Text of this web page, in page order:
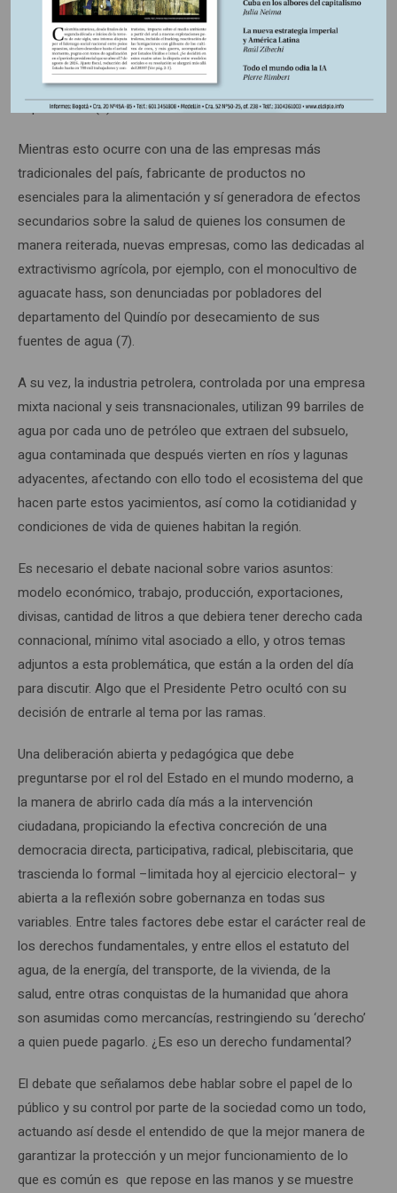
utilizado 5.208.109 metros cúbicos de agua en la
producción de sus bebidas azucaradas. 3.188.239 de
metros cúbicos servidos por acueductos municipales, y el
resto extraído de aguas subterráneas y recogido de aguas
superficiales (6).
Mientras esto ocurre con una de las empresas más
tradicionales del país, fabricante de productos no
esenciales para la alimentación y sí generadora de efectos
secundarios sobre la salud de quienes los consumen de
manera reiterada, nuevas empresas, como las dedicadas al
extractivismo agrícola, por ejemplo, con el monocultivo de
aguacate hass, son denunciadas por pobladores del
departamento del Quindío por desecamiento de sus
fuentes de agua (7).
A su vez, la industria petrolera, controlada por una empresa
mixta nacional y seis transnacionales, utilizan 99 barriles de
agua por cada uno de petróleo que extraen del subsuelo,
agua contaminada que después vierten en ríos y lagunas
adyacentes, afectando con ello todo el ecosistema del que
hacen parte estos yacimientos, así como la cotidianidad y
condiciones de vida de quienes habitan la región.
Es necesario el debate nacional sobre varios asuntos:
modelo económico, trabajo, producción, exportaciones,
divisas, cantidad de litros a que debiera tener derecho cada
connacional, mínimo vital asociado a ello, y otros temas
adjuntos a esta problemática, que están a la orden del día
para discutir. Algo que el Presidente Petro ocultó con su
decisión de entrarle al tema por las ramas.
Una deliberación abierta y pedagógica que debe
preguntarse por el rol del Estado en el mundo moderno, a
la manera de abrirlo cada día más a la intervención
ciudadana, propiciando la efectiva concreción de una
democracia directa, participativa, radical, plebiscitaria, que
trascienda lo formal –limitada hoy al ejercicio electoral– y
abierta a la reflexión sobre gobernanza en todas sus
variables. Entre tales factores debe estar el carácter real de
los derechos fundamentales, y entre ellos el estatuto del
agua, de la energía, del transporte, de la vivienda, de la
salud, entre otras conquistas de la humanidad que ahora
son asumidas como mercancías, restringiendo su ‘derecho’
a quien puede pagarlo. ¿Es eso un derecho fundamental?
El debate que señalamos debe hablar sobre el papel de lo
público y su control por parte de la sociedad como un todo,
actuando así desde el entendido de que la mejor manera de
garantizar la protección y un mejor funcionamiento de lo
que es común es que repose en las manos y se muestre